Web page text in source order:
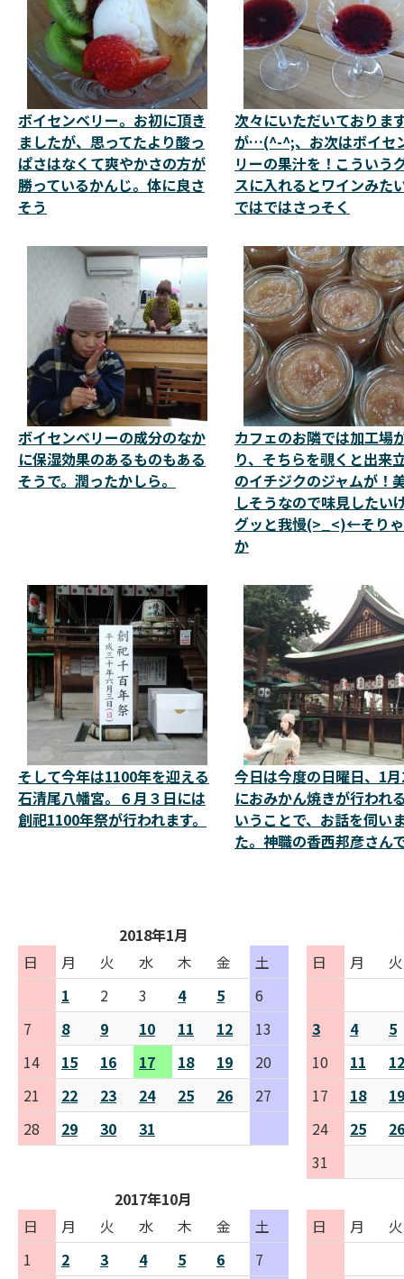
ボイセンベリー。お初に頂き
ましたが、思ってたより酸っ
ぱさはなくて爽やかさの方が
勝っているかんじ。体に良さ
そう
次々にいただいておりま
が…(^-^;、お次はボイセ
リーの果汁を！こういう
スに入れるとワインみた
ではではさっそく
ボイセンベリーの成分のなか
に保湿効果のあるものもある
そうで。潤ったかしら。
カフェのお隣では加工場
り、そちらを覗くと出来
のイチジクのジャムが！
しそうなので味見したい
グッと我慢(>_<)←そり
か
そして今年は1100年を迎える
石清尾八幡宮。６月３日には
創祀1100年祭が行われます。
今日は今度の日曜日、1
におみかん焼きが行われ
いうことで、お話を伺い
た。神職の香西邦彦さん
2018年1月
日
月 火 水 木 金
土
1
2 3 4 5
6
7
8 9 10 11 12
13
14
15 16 17 18 19
20
21
22 23 24 25 26
27
28
29 30 31
日
月 火
3 4
5
10
11
12
17
18
19
24
25
26
31
2017年10月
日
月 火 水 木 金
土
1
2 3 4 5 6 7
日 月 火